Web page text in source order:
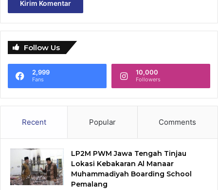
Follow Us
2,999
Fans
10,000
Followers
Recent Popular Comments
LP2M PWM Jawa Tengah Tinjau
Lokasi Kebakaran Al Manaar
Muhammadiyah Boarding School
Pemalang